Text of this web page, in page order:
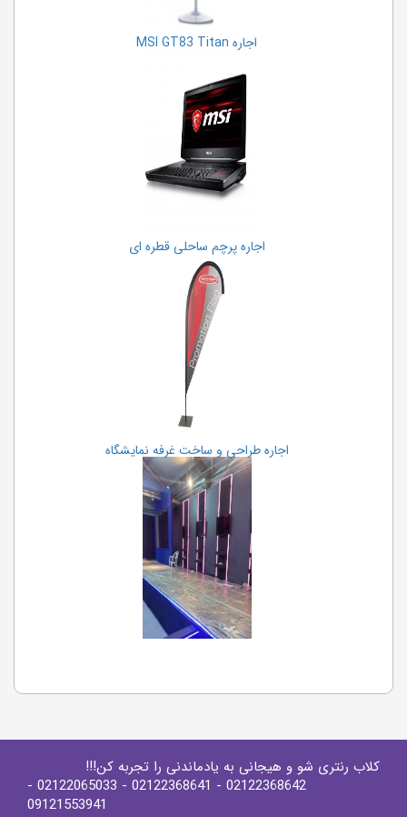
اجاره MSI GT83 Titan
اجاره پرچم ساحلی قطره ای
اجاره طراحی و ساخت غرفه نمایشگاه
کلاب رنتری شو و هیجانی به یادماندنی را تجربه کن!!!
02122368642
- 02122368641
- 02122065033
-
09121553941